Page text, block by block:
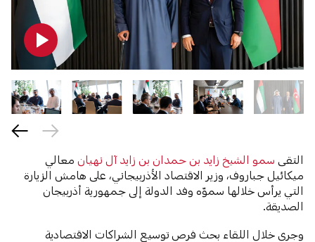
التقى سمو الشيخ زايد بن حمدان بن زايد آل نهيان معالي
ميكائيل جباروف، وزير الاقتصاد الأذربيجاني، على هامش الزيارة
التي يرأس خلالها سموّه وفد الدولة إلى جمهورية أذربيجان
الصديقة.
وجرى خلال اللقاء بحث فرص توسيع الشراكات الاقتصادية